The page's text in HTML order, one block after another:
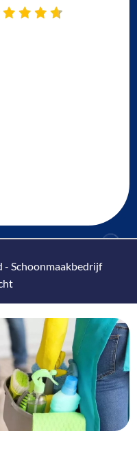
- Schoonmaakbedrijf